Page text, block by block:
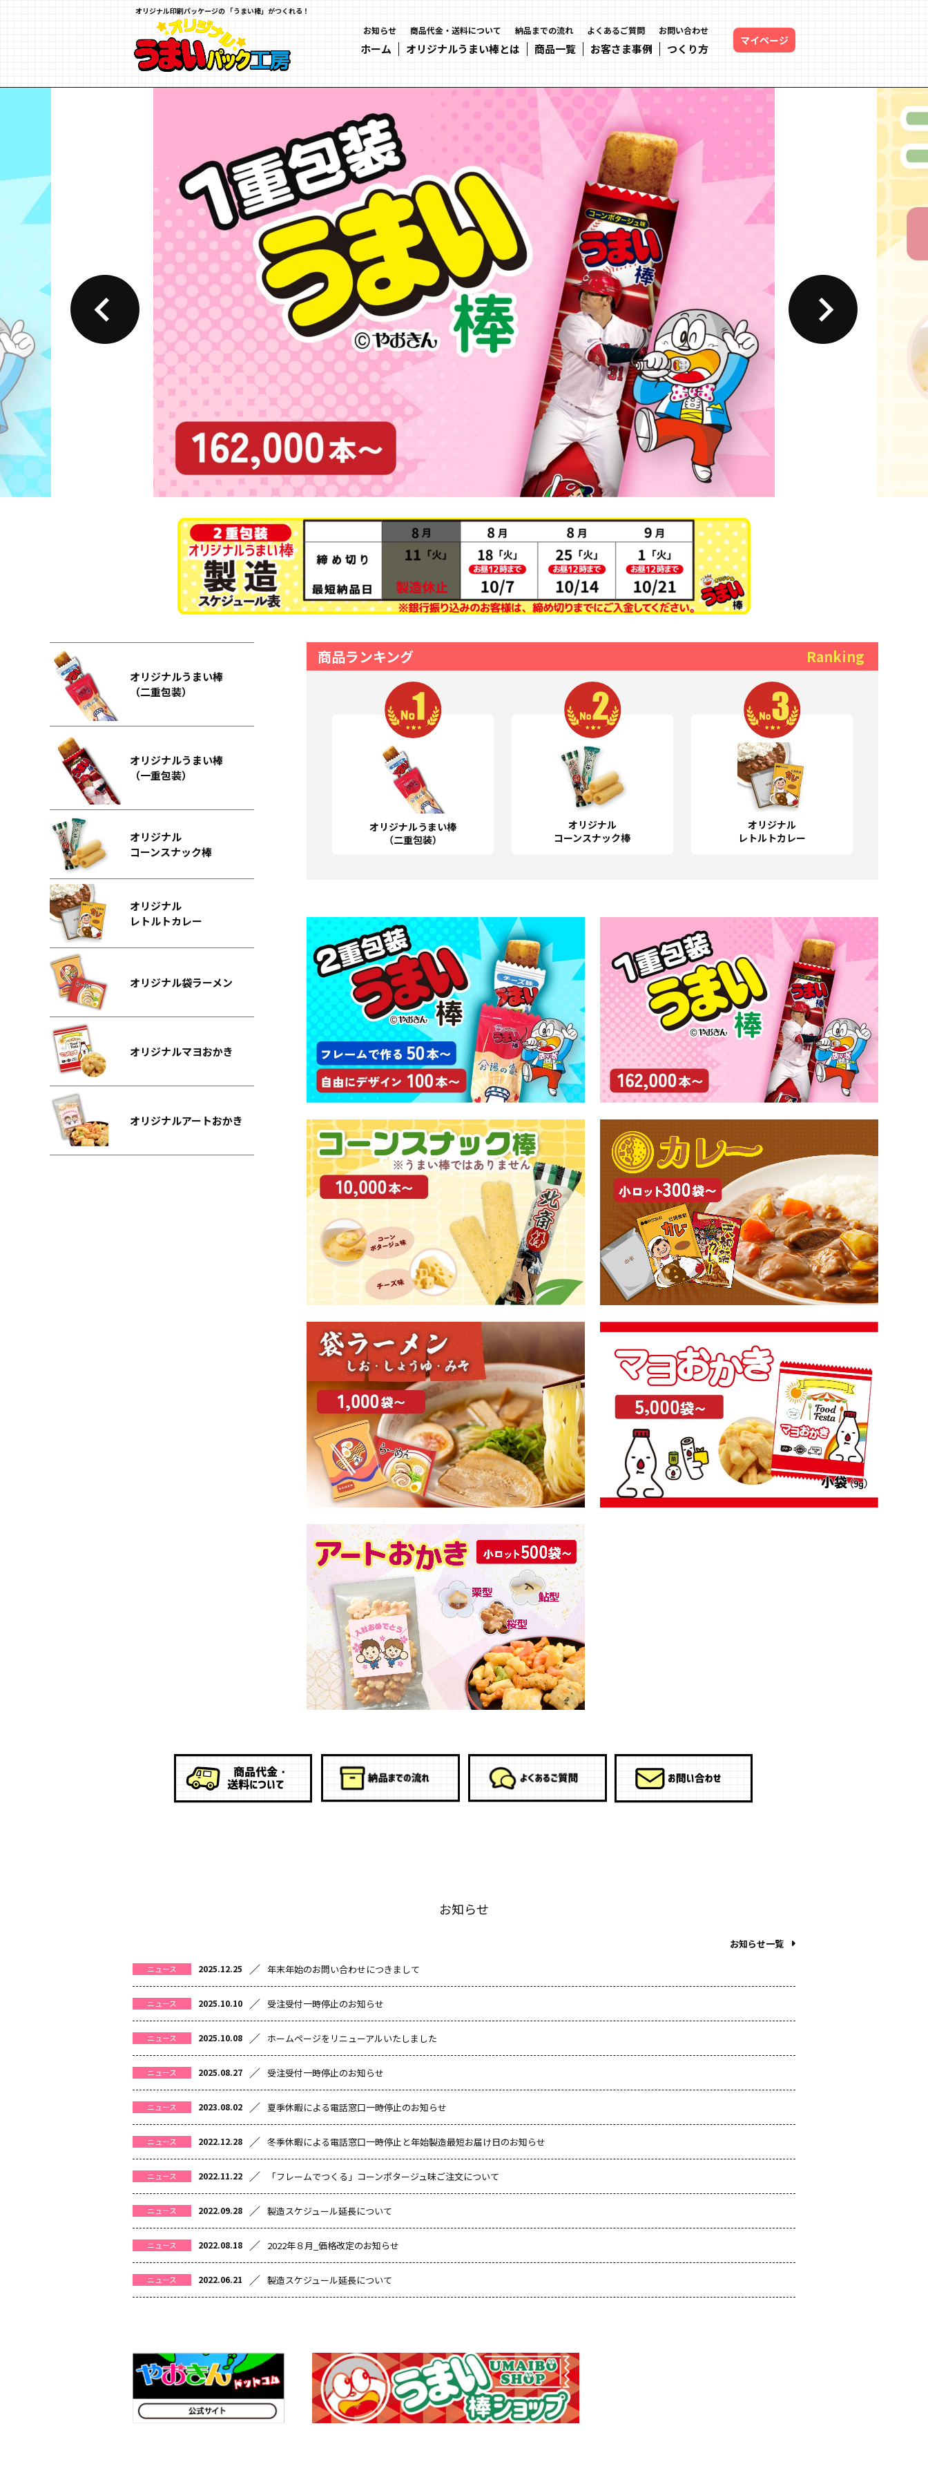
オリジナル印刷パッケージの 「うまい棒」がつくれる！
お知らせ 商品代金・送料について 納品までの流れ よくあるご質問 お問い合わせ
ホーム オリジナルうまい棒とは 商品一覧 お客さま事例 つくり方
マイページ
商品ランキング
オリジナルうまい棒
（二重包装）
オリジナル
コーンスナック棒
オリジナル
レトルトカレー
オリジナルうまい棒
（二重包装）
オリジナルうまい棒
（一重包装）
オリジナル
コーンスナック棒
オリジナル
レトルトカレー
オリジナル袋ラーメン
オリジナルマヨおかき
オリジナルアートおかき
お知らせ
お知らせ一覧
ニュース 2025.12.25 ／ 年末年始のお問い合わせにつきまして
ニュース 2025.10.10 ／ 受注受付一時停止のお知らせ
ニュース 2025.10.08 ／ ホームページをリニューアルいたしました
ニュース 2025.08.27 ／ 受注受付一時停止のお知らせ
ニュース 2023.08.02 ／ 夏季休暇による電話窓口一時停止のお知らせ
ニュース 2022.12.28 ／ 冬季休暇による電話窓口一時停止と年始製造最短お届け日のお知らせ
ニュース 2022.11.22 ／ 「フレームでつくる」コーンポタージュ味ご注文について
ニュース 2022.09.28 ／ 製造スケジュール延長について
ニュース 2022.08.18 ／ 2022年８月_価格改定のお知らせ
ニュース 2022.06.21 ／ 製造スケジュール延長について